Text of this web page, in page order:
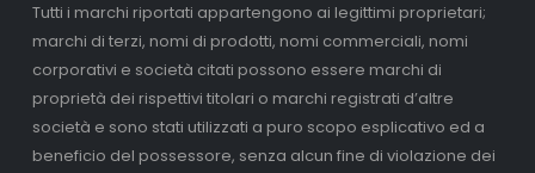
Tutti i marchi riportati appartengono ai legittimi proprietari;
marchi di terzi, nomi di prodotti, nomi commerciali, nomi
corporativi e società citati possono essere marchi di
proprietà dei rispettivi titolari o marchi registrati d’altre
società e sono stati utilizzati a puro scopo esplicativo ed a
beneficio del possessore, senza alcun fine di violazione dei